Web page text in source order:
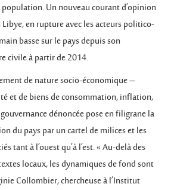
Un nouveau courant d’opinion
en rupture avec les acteurs politico-
basse sur le pays depuis son
civile à partir de 2014.
de nature socio-économique –
et de biens de consommation, inflation,
dénoncée pose en filigrane la
du pays par un cartel de milices et les
tant à l’ouest qu’à l’est. « Au-delà des
locaux, les dynamiques de fond sont
Collombier, chercheuse à l’Institut